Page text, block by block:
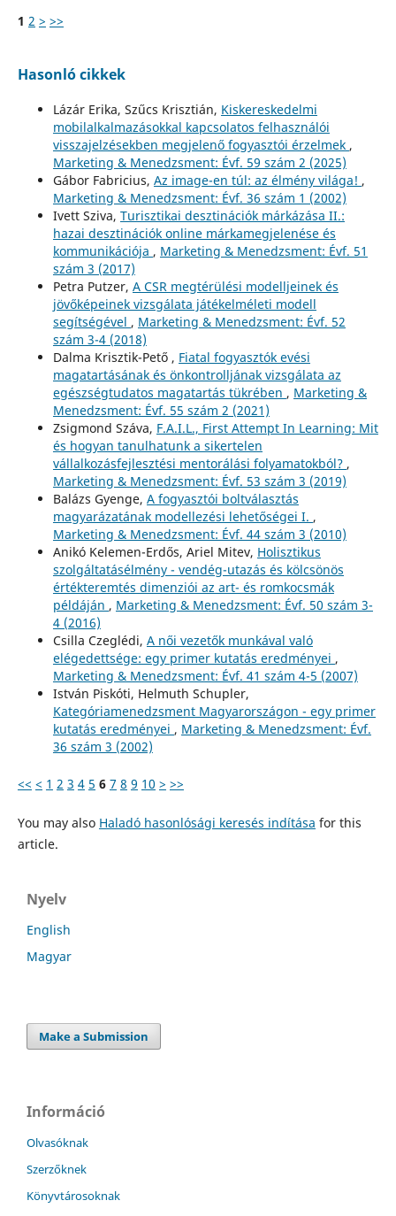
1 2 > >>
Hasonló cikkek
Lázár Erika, Szűcs Krisztián, Kiskereskedelmi
mobilalkalmazásokkal kapcsolatos felhasználói
visszajelzésekben megjelenő fogyasztói érzelmek ,
Marketing & Menedzsment: Évf. 59 szám 2 (2025)
Gábor Fabricius, Az image-en túl: az élmény világa! ,
Marketing & Menedzsment: Évf. 36 szám 1 (2002)
Ivett Sziva, Turisztikai desztinációk márkázása II.:
hazai desztinációk online márkamegjelenése és
kommunikációja , Marketing & Menedzsment: Évf. 51
szám 3 (2017)
Petra Putzer, A CSR megtérülési modelljeinek és
jövőképeinek vizsgálata játékelméleti modell
segítségével , Marketing & Menedzsment: Évf. 52
szám 3-4 (2018)
Dalma Krisztik-Pető , Fiatal fogyasztók evési
magatartásának és önkontrolljának vizsgálata az
egészségtudatos magatartás tükrében , Marketing &
Menedzsment: Évf. 55 szám 2 (2021)
Zsigmond Száva, F.A.I.L., First Attempt In Learning: Mit
és hogyan tanulhatunk a sikertelen
vállalkozásfejlesztési mentorálási folyamatokból? ,
Marketing & Menedzsment: Évf. 53 szám 3 (2019)
Balázs Gyenge, A fogyasztói boltválasztás
magyarázatának modellezési lehetőségei I. ,
Marketing & Menedzsment: Évf. 44 szám 3 (2010)
Anikó Kelemen-Erdős, Ariel Mitev, Holisztikus
szolgáltatásélmény - vendég-utazás és kölcsönös
értékteremtés dimenziói az art- és romkocsmák
példáján , Marketing & Menedzsment: Évf. 50 szám 3-
4 (2016)
Csilla Czeglédi, A női vezetők munkával való
elégedettsége: egy primer kutatás eredményei ,
Marketing & Menedzsment: Évf. 41 szám 4-5 (2007)
István Piskóti, Helmuth Schupler,
Kategóriamenedzsment Magyarországon - egy primer
kutatás eredményei , Marketing & Menedzsment: Évf.
36 szám 3 (2002)
<< < 1 2 3 4 5 6 7 8 9 10 > >>
You may also Haladó hasonlósági keresés indítása for this
article.
Nyelv
English
Magyar
Make a Submission
Információ
Olvasóknak
Szerzőknek
Könyvtárosoknak